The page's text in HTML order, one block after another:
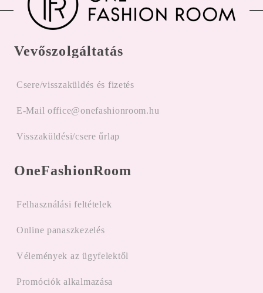
Vevőszolgáltatás
Csere/visszaküldés és fizetés
E-Mail office@onefashionroom.hu
Visszaküldési/csere űrlap
OneFashionRoom
Felhasználási feltételek
Online panaszkezelés
Vélemények az ügyfelektől
Promóciók alkalmazása